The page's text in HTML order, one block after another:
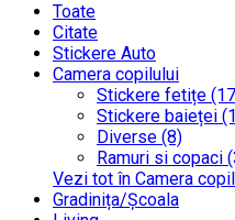
Toate
Citate
Stickere Auto
Camera copilului
Stickere fetițe
Stickere baieței
Diverse (8)
Ramuri si copaci
Vezi tot în Camera
Gradinița/Școala